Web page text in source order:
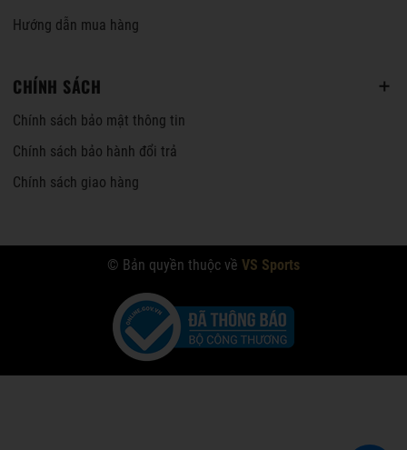
Hướng dẫn mua hàng
CHÍNH SÁCH
Chính sách bảo mật thông tin
Chính sách bảo hành đổi trả
Chính sách giao hàng
© Bản quyền thuộc về VS Sports